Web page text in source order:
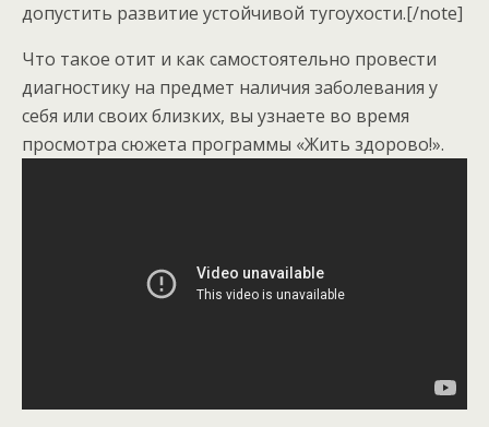
допустить развитие устойчивой тугоухости.[/note]
Что такое отит и как самостоятельно провести
диагностику на предмет наличия заболевания у
себя или своих близких, вы узнаете во время
просмотра сюжета программы «Жить здорово!».